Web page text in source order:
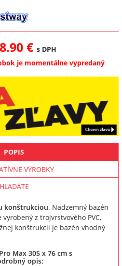
€ s DPH
je momentálne vypredaný
POPIS
VÝROBKY
HĽADÁTE
konštrukciou. Nadzemný bazén
z trojvrstvového PVC,
konštrukcii je bazén vhodný
Max 305 x 76 cm s
opis: